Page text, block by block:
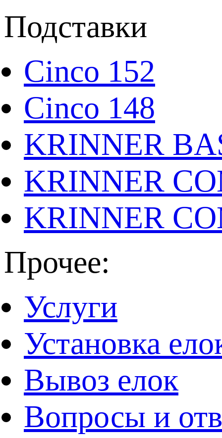
Подставки
Cinco 152
Cinco 148
KRINNER
KRINNER
KRINNER
Прочее:
Услуги
Установка
Вывоз елок
Вопросы и